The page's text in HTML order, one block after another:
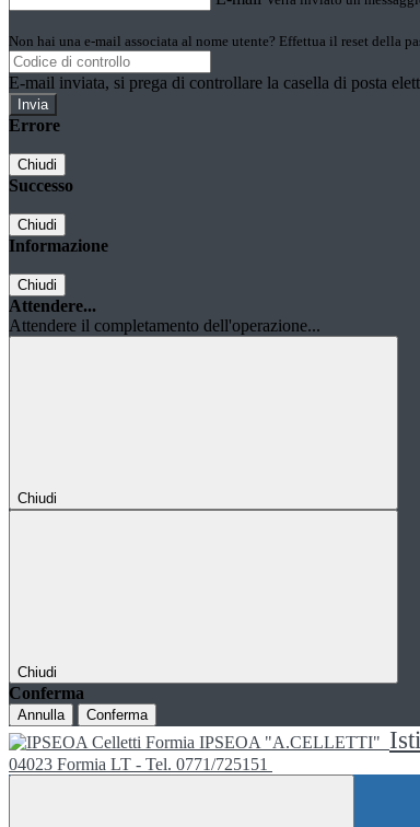
Non hai una e-mail associata al nome utente? Effettua il reset della
E-mail inviata, si prega di controllare la casella di posta
Errore
Chiudi
Successo
Chiudi
Informazione
Chiudi
Attendere...
Attendere il completamento dell'operazione...
Chiudi
Chiudi
Conferma
Annulla Conferma
IPSEOA "A.CELLETTI"
04023 Formia LT - Tel. 0771/725151